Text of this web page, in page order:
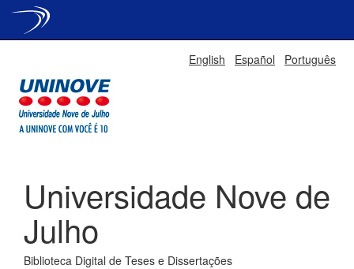
English Español Português
Universidade Nove de
Julho
Biblioteca Digital de Teses e Dissertações